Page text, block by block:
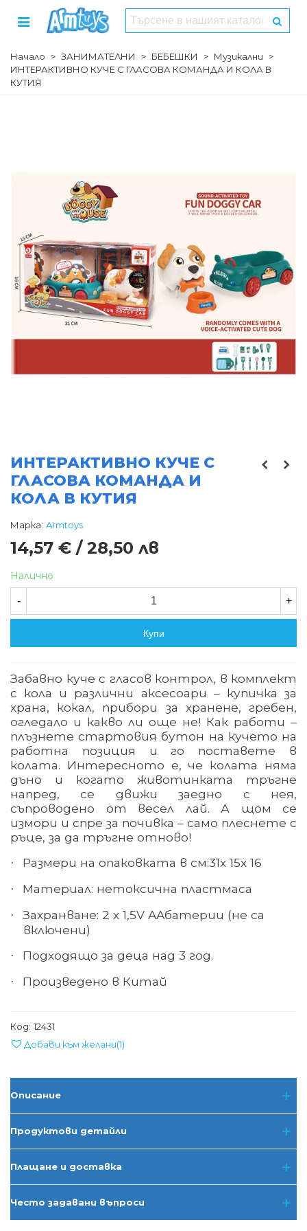
Начало > ЗАНИМАТЕЛНИ > БЕБЕШКИ > Музикални
>
ИНТЕРАКТИВНО КУЧЕ С ГЛАСОВА КОМАНДА И КОЛА В
КУТИЯ
ИНТЕРАКТИВНО КУЧЕ С
ГЛАСОВА КОМАНДА И
КОЛА В КУТИЯ
Марка: Armtoys
14,57 € / 28,50 лв
Налично
- +
Купи
Забавно куче с гласов контрол, в комплект
с кола и различни аксесоари – купичка за
храна, кокал, прибори за хранене, гребен,
огледало и какво ли още не! Как работи –
плъзнете стартовия бутон на кучето на
работна позиция и го поставете в
колата. Интересното е, че колата няма
дъно и когато животинката тръгне
напред, се движи заедно с нея,
съпроводено от весел лай. А щом се
измори и спре за почивка – само плеснете с
ръце, за да тръгне отново!
· Размери на опаковката в см:31х 15х 16
· Материал: нетоксична пластмаса
· Захранване: 2 х 1,5V AAбатерии (не са
включени)
· Подходящо за деца над 3 год.
· Произведено в Китай
Код: 12431
Добави към желани(1)
Описание
Продуктови детайли
Плащане и доставка
Често задавани въпроси